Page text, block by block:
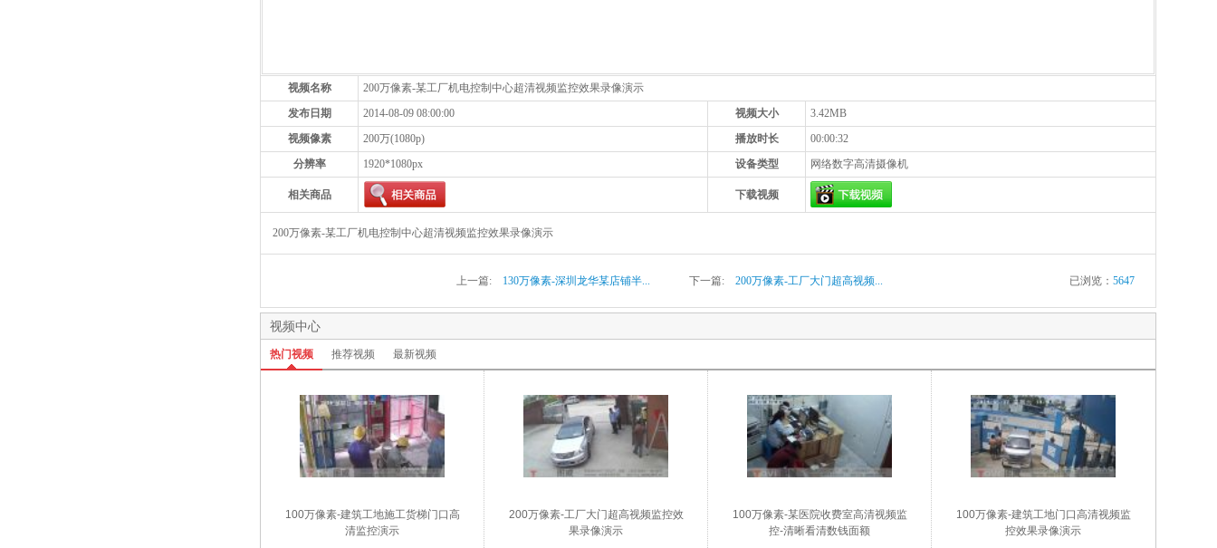
视频名称
200万像素-某工厂机电控制中心超清视频监控效果录像演示
发布日期
2014-08-09 08:00:00 视频大小
3.42MB
视频像素
200万(1080p) 播放时长
00:00:32
分辨率
1920*1080px 设备类型 网络数字高清摄像机
相关商品 下载视频
200万像素-某工厂机电控制中心超清视频监控效果录像演示
上一篇: 130万像素-深圳龙华某店铺半... 下一篇: 200万像素-工厂大门超高视频... 已浏览： 5647
视频中心
热门视频 推荐视频 最新视频
100万像素-建筑工地施工货梯门口高
清监控演示
200万像素-工厂大门超高视频监控效
果录像演示
100万像素-某医院收费室高清视频监
控-清晰看清数钱面额
100万像素-建筑工地门口高清视频监
控效果录像演示